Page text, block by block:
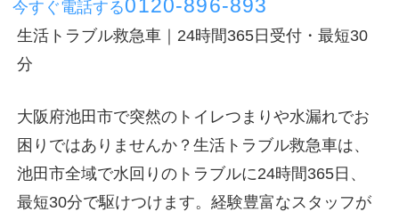
今すぐ電話する0120-896-893
生活トラブル救急車｜24時間365日受付・最短30
分
大阪府池田市で突然のトイレつまりや水漏れでお
困りではありませんか？生活トラブル救急車は、
池田市全域で水回りのトラブルに24時間365日、
最短30分で駆けつけます。経験豊富なスタッフが